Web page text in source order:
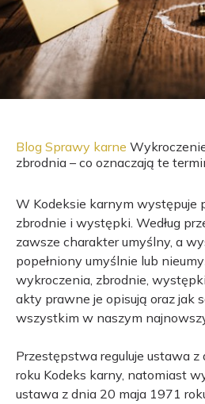
Blog Sprawy karne
zbrodnia – co oznaczają te
W Kodeksie karnym występuje
zbrodnie i występki. Według
zawsze charakter umyślny, a
popełniony umyślnie lub
wykroczenia, zbrodnie,
akty prawne je opisują oraz jak
wszystkim w naszym
Przestępstwa reguluje ustawa
roku Kodeks karny, natomiast
ustawa z dnia 20 maja 1971